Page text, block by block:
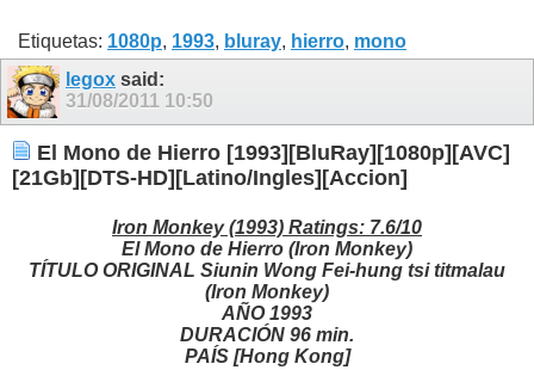
Etiquetas: 1080p, 1993, bluray, hierro, mono
legox said:
31/08/2011 10:50
El Mono de Hierro [1993][BluRay][1080p][AVC]
[21Gb][DTS-HD][Latino/Ingles][Accion]
Iron Monkey (1993) Ratings: 7.6/10
El Mono de Hierro (Iron Monkey)
TÍTULO ORIGINAL Siunin Wong Fei-hung tsi titmalau
(Iron Monkey)
AÑO 1993
DURACIÓN 96 min.
PAÍS [Hong Kong]